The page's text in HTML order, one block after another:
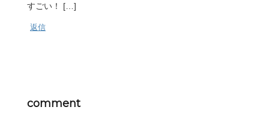
すごい！ […]
返信
comment